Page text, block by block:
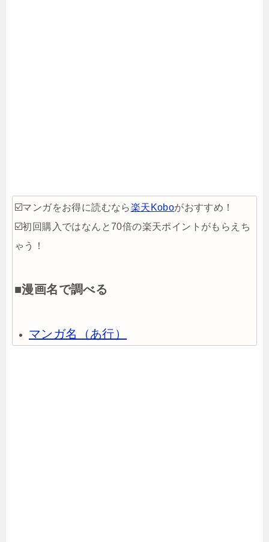
☑️マンガをお得に読むなら楽天Koboがおすすめ！
☑️初回購入ではなんと70倍の楽天ポイントがもらえち
ゃう！
■漫画名で調べる
マンガ名（あ行）